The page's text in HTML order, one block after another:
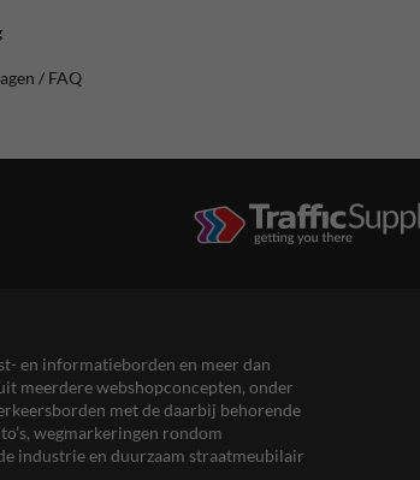
/ FAQ
en informatieborden en meer dan
meerdere webshopconcepten, onder
met de daarbij behorende
wegmarkeringen rondom
industrie en duurzaam straatmeubilair